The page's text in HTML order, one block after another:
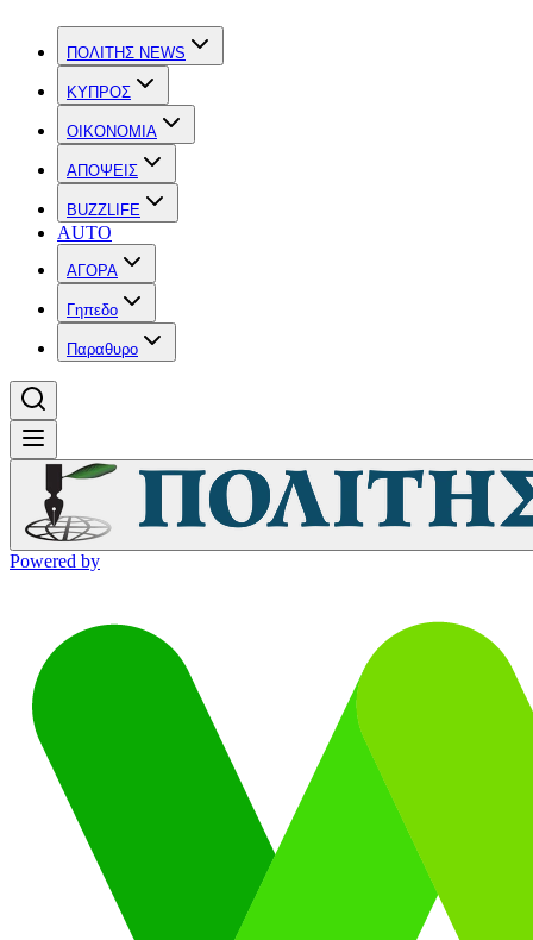
ΠΟΛΙΤΗΣ NEWS
ΚΥΠΡΟΣ
OIKONOMIA
ΑΠΟΨΕΙΣ
BUZZLIFE
AUTO
ΑΓΟΡΑ
Γηπεδο
Παραθυρο
Powered by